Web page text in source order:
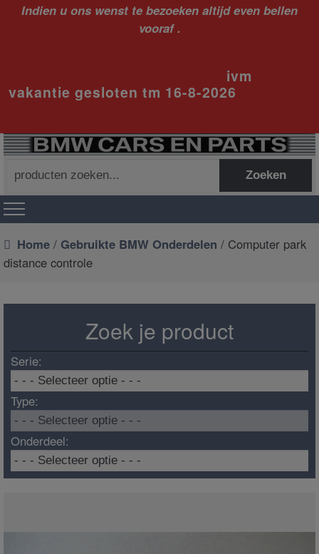
Indien u ons wenst te bezoeken altijd even bellen
vooraf .
ivm
vakantie gesloten tm 16-8-2026
naar:
Zoeken
Home / Gebruikte BMW Onderdelen / Computer park
distance controle
Zoek je product
Serie:
Type:
Onderdeel: